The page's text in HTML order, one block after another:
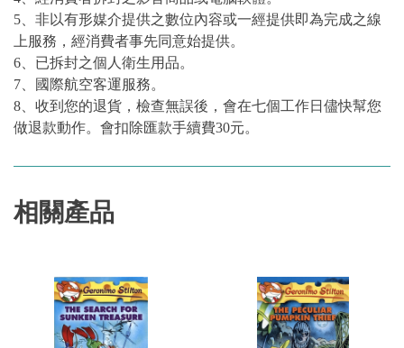
5、非以有形媒介提供之數位內容或一經提供即為完成之線
上服務，經消費者事先同意始提供。
6、已拆封之個人衛生用品。
7、國際航空客運服務。
8、收到您的退貨，檢查無誤後，會在七個工作日儘快幫您
做退款動作。會扣除匯款手續費30元。
相關產品